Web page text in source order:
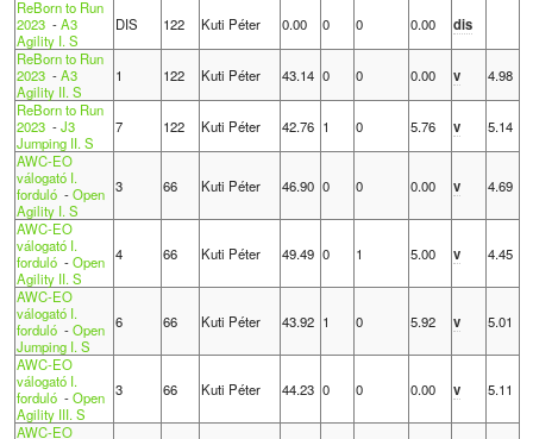
ReBorn to Run
2023-A3
Agility I. S
DIS 122 Kuti Péter 0.00 0 0 0.00
dis
ReBorn to Run
2023-A3
Agility II. S
1 122 Kuti Péter 43.14 0 0 0.00 v
4.98
ReBorn to Run
2023-J3
Jumping II. S
7 122 Kuti Péter 42.76 1 0 5.76 v
5.14
AWC-EO
válogató I.
forduló-Open
Agility I. S
3 66 Kuti Péter 46.90 0 0 0.00 v 4.69
AWC-EO
válogató I.
forduló-Open
Agility II. S
4 66 Kuti Péter 49.49 0 1 5.00 v 4.45
AWC-EO
válogató I.
forduló-Open
Jumping I. S
6 66 Kuti Péter 43.92 1 0 5.92 v 5.01
AWC-EO
válogató I.
forduló-Open
Agility III. S
3 66 Kuti Péter 44.23 0 0 0.00 v 5.11
AWC-EO